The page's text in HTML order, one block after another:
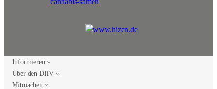
Informieren
Über den DHV
Mitmachen